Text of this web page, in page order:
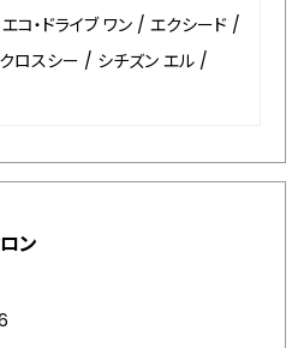
エコ・ドライブ ワン / エクシード /
クロスシー / シチズン エル /
ン